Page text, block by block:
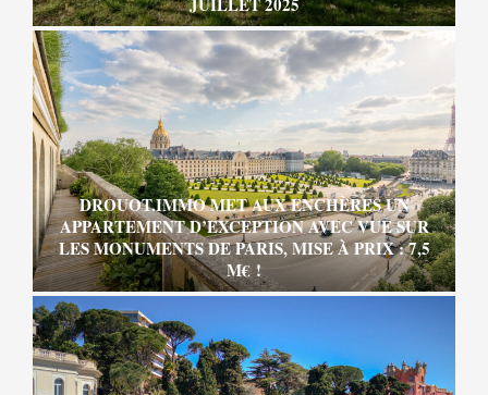
DROUOT.IMMO MET AUX ENCHÈRES UN
APPARTEMENT D’EXCEPTION AVEC VUE SUR
LES MONUMENTS DE PARIS, MISE À PRIX : 7,5
M€ !